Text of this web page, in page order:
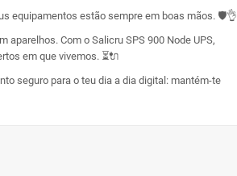
equipamentos estão sempre em boas mãos. 🛡️👌
Com o Salicru SPS 900 Node UPS,
em que vivemos. ⏳🔌
seguro para o teu dia a dia digital: mantém-te